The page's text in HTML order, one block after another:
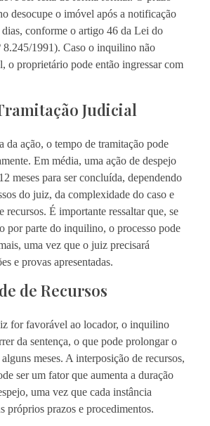
desocupe o imóvel após a notificação
dias, conforme o artigo 46 da Lei do
1991). Caso o inquilino não
o proprietário pode então ingressar com
Judicial
da ação, o tempo de tramitação pode
Em média, uma ação de despejo
meses para ser concluída, dependendo
do juiz, da complexidade do caso e
recursos. É importante ressaltar que, se
por parte do inquilino, o processo pode
uma vez que o juiz precisará
e provas apresentadas.
de Recursos
for favorável ao locador, o inquilino
da sentença, o que pode prolongar o
meses. A interposição de recursos,
ser um fator que aumenta a duração
uma vez que cada instância
próprios prazos e procedimentos.